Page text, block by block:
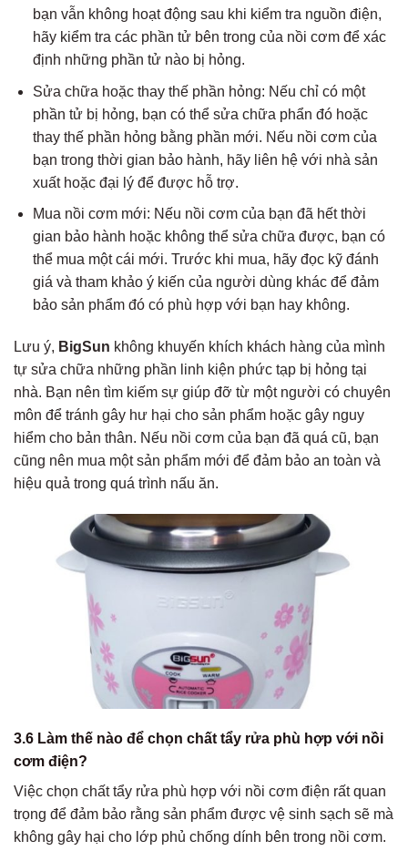
bạn vẫn không hoạt động sau khi kiểm tra nguồn điện,
hãy kiểm tra các phần tử bên trong của nồi cơm để xác
định những phần tử nào bị hỏng.
Sửa chữa hoặc thay thế phần hỏng: Nếu chỉ có một
phần tử bị hỏng, bạn có thể sửa chữa phẩn đó hoặc
thay thế phần hỏng bằng phần mới. Nếu nồi cơm của
bạn trong thời gian bảo hành, hãy liên hệ với nhà sản
xuất hoặc đại lý để được hỗ trợ.
Mua nồi cơm mới: Nếu nồi cơm của bạn đã hết thời
gian bảo hành hoặc không thể sửa chữa được, bạn có
thể mua một cái mới. Trước khi mua, hãy đọc kỹ đánh
giá và tham khảo ý kiến của người dùng khác để đảm
bảo sản phẩm đó có phù hợp với bạn hay không.
Lưu ý, BigSun không khuyến khích khách hàng của mình
tự sửa chữa những phần linh kiện phức tạp bị hỏng tại
nhà. Bạn nên tìm kiếm sự giúp đỡ từ một người có chuyên
môn để tránh gây hư hại cho sản phẩm hoặc gây nguy
hiểm cho bản thân. Nếu nồi cơm của bạn đã quá cũ, bạn
cũng nên mua một sản phẩm mới để đảm bảo an toàn và
hiệu quả trong quá trình nấu ăn.
3.6 Làm thế nào để chọn chất tẩy rửa phù hợp với nồi
cơm điện?
Việc chọn chất tẩy rửa phù hợp với nồi cơm điện rất quan
trọng để đảm bảo rằng sản phẩm được vệ sinh sạch sẽ mà
không gây hại cho lớp phủ chống dính bên trong nồi cơm.